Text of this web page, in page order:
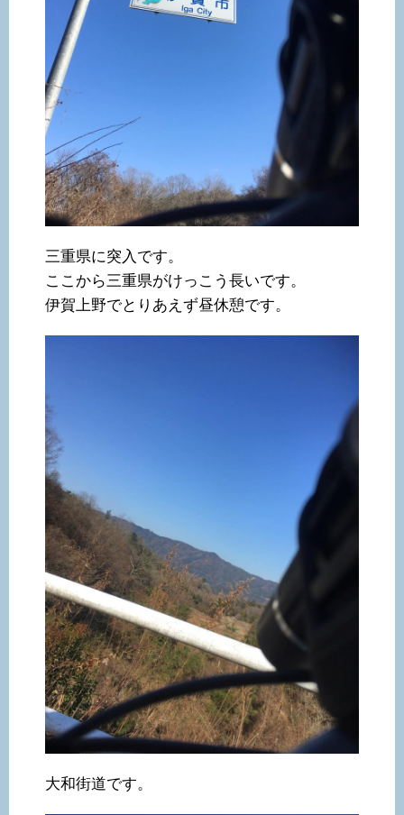
三重県に突入です。
ここから三重県がけっこう長いです。
伊賀上野でとりあえず昼休憩です。
大和街道です。